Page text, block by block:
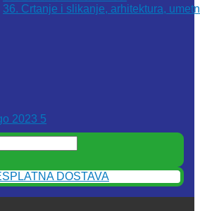
36. Crtanje i slikanje, arhitektura,